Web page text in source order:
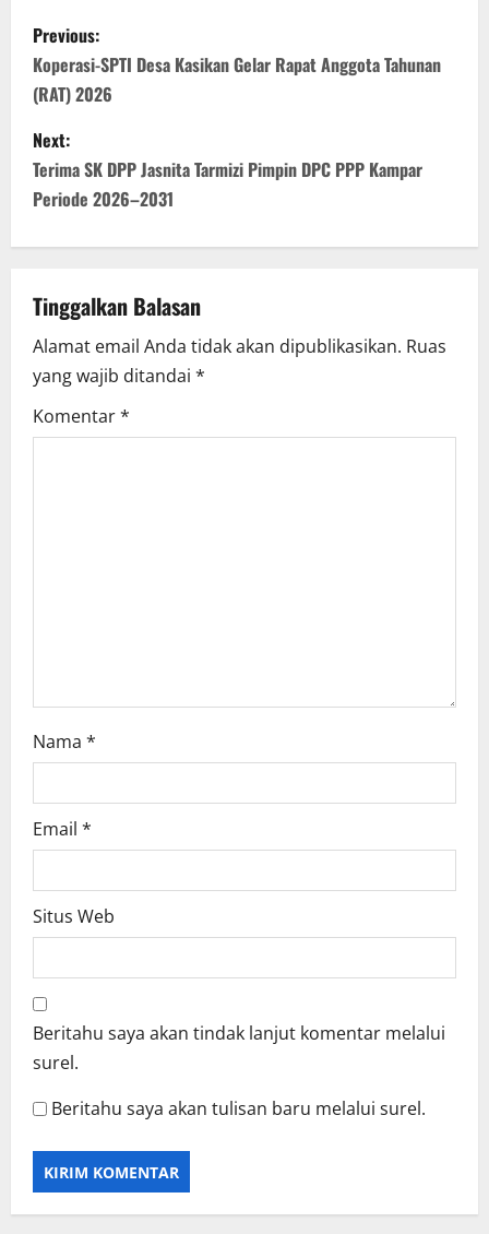
P
o
s
t
n
a
v
i
g
a
Previous:
Koperasi-SPTI Desa Kasikan Gelar Rapat Anggota Tahunan
(RAT) 2026
Next:
Terima SK DPP Jasnita Tarmizi Pimpin DPC PPP Kampar
Periode 2026–2031
Tinggalkan Balasan
Alamat email Anda tidak akan dipublikasikan. Ruas
yang wajib ditandai *
Komentar*
Nama *
Email *
Situs Web
Beritahu saya akan tindak lanjut komentar melalui
surel.
Beritahu saya akan tulisan baru melalui surel.